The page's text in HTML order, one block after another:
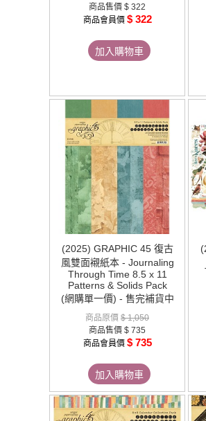
商品售價 $ 322
商品會員價 $ 322
加入購物車
(2025) GRAPHIC 45 復古
風雙面襯紙本 - Journaling
Through Time 8.5 x 11
Patterns & Solids Pack
(網購單一價) - 售完補貨中
商品原價 $ 1,050
商品售價 $ 735
商品會員價 $ 735
加入購物車